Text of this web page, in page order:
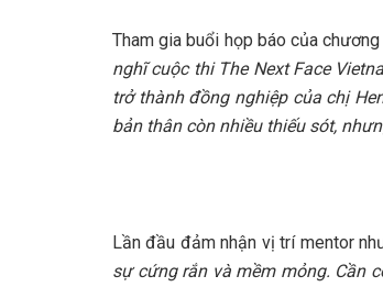
Tham gia buổi họp báo của
nghĩ cuộc thi The Next Face
trở thành đồng nghiệp của chị
bản thân còn nhiều thiếu sót,
Lần đầu đảm nhận vị trí mentor
sự cứng rắn và mềm mỏng. Cần